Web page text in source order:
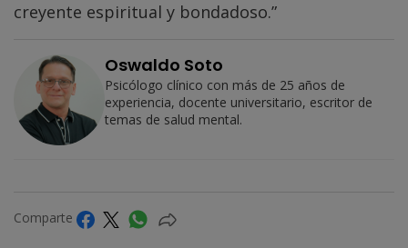
creyente espiritual y bondadoso.”
Oswaldo Soto
Psicólogo clínico con más de 25 años de
experiencia, docente universitario, escritor de
temas de salud mental.
Comparte